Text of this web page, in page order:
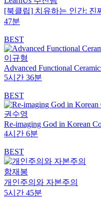
[북클립] 치유하는 인간: 진
47분
BEST
이규형
Advanced Functional
5시간 36분
BEST
권수영
Re-imaging God in Korean
4시간 6분
BEST
함재봉
개인주의와 자본주의
5시간 45분